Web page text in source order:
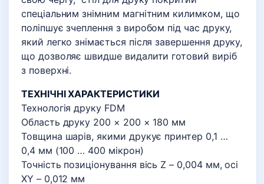
спеціальним знімним магнітним килимком, що
поліпшує зчеплення з виробом під час друку,
який легко знімається після завершення друку,
що дозволяє швидше видалити готовий виріб
з поверхні.
ТЕХНІЧНІ ХАРАКТЕРИСТИКИ
Технологія друку FDM
Область друку 200 × 200 × 180 мм
Товщина шарів, якими друкує принтер 0,1 …
0,4 мм (100 … 400 мікрон)
Точність позиціонування вісь Z – 0,004 мм, осі
XY – 0,012 мм